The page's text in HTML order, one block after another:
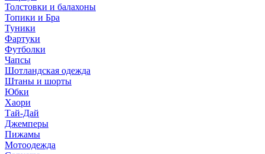
Толстовки и балахоны
Топики и Бра
Туники
Фартуки
Футболки
Чапсы
Шотландская одежда
Штаны и шорты
Юбки
Хаори
Тай-Дай
Джемперы
Пижамы
Мотоодежда